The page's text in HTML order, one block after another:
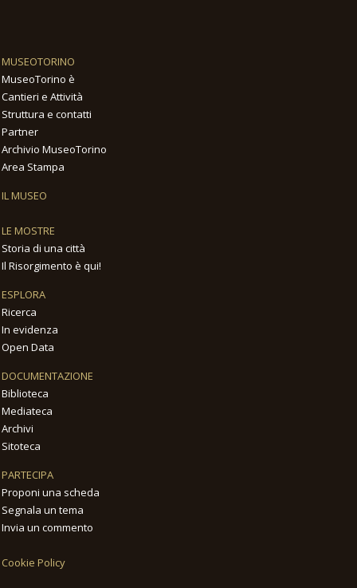
MUSEOTORINO
MuseoTorino è
Cantieri e Attività
Struttura e contatti
Partner
Archivio MuseoTorino
Area Stampa
IL MUSEO
LE MOSTRE
Storia di una città
Il Risorgimento è qui!
ESPLORA
Ricerca
In evidenza
Open Data
DOCUMENTAZIONE
Biblioteca
Mediateca
Archivi
Sitoteca
PARTECIPA
Proponi una scheda
Segnala un tema
Invia un commento
Cookie Policy